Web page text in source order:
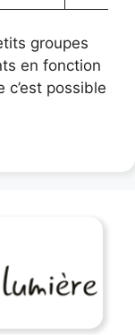
groupes
en fonction
possible